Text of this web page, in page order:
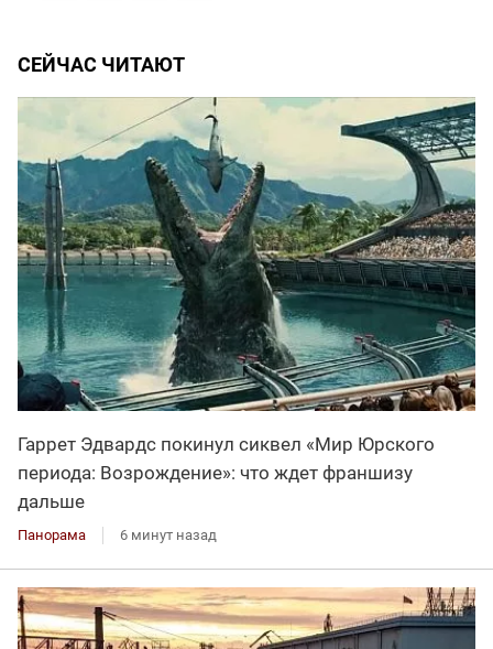
СЕЙЧАС ЧИТАЮТ
Гаррет Эдвардс покинул сиквел «Мир Юрского
периода: Возрождение»: что ждет франшизу
дальше
Панорама 6 минут назад